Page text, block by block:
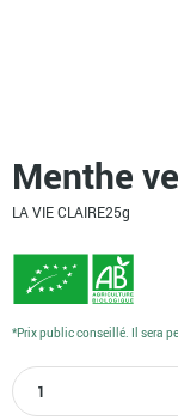
Menthe
LA VIE CLAIRE25g
quantité
de
*Prix public conseillé. Il sera